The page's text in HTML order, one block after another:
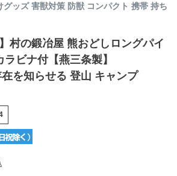
グッズ 害獣対策 防獣 コンパクト 携帯 持ち
村の鍛冶屋 熊おどしロングパイ
ビナ付【燕三条製】
を知らせる 登山 キャンプ